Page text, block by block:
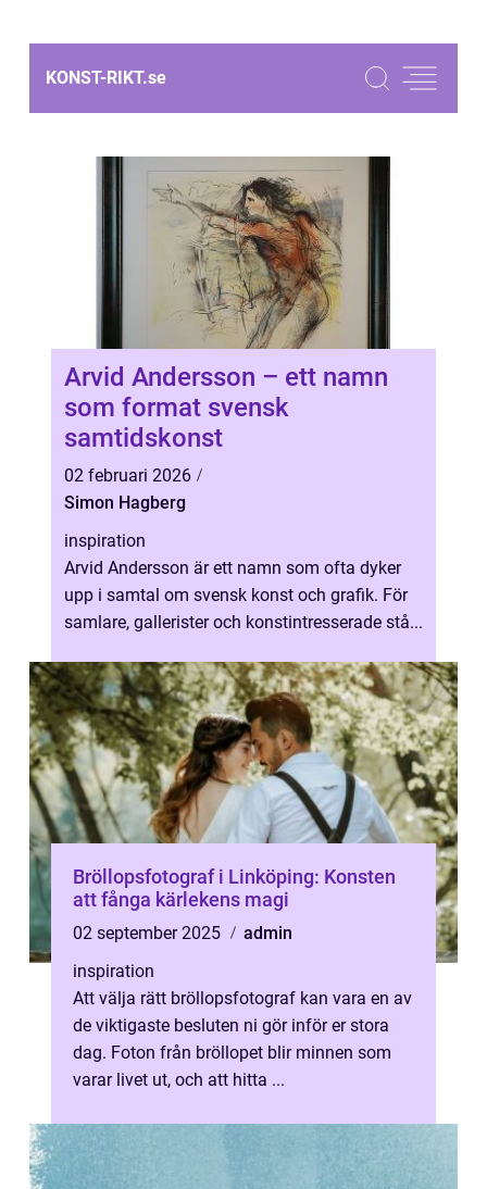
KONST-RIKT.se
Arvid Andersson – ett namn
som format svensk
samtidskonst
02 februari 2026
Simon Hagberg
inspiration
Arvid Andersson är ett namn som ofta dyker
upp i samtal om svensk konst och grafik. För
samlare, gallerister och konstintresserade stå...
Bröllopsfotograf i Linköping: Konsten
att fånga kärlekens magi
02 september 2025
admin
inspiration
Att välja rätt bröllopsfotograf kan vara en av
de viktigaste besluten ni gör inför er stora
dag. Foton från bröllopet blir minnen som
varar livet ut, och att hitta ...